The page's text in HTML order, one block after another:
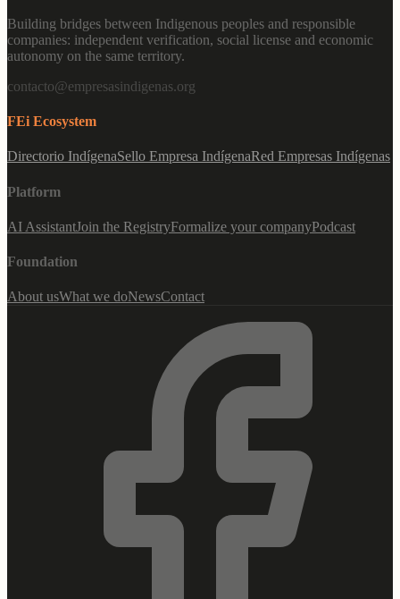
Building bridges between Indigenous peoples and responsible
companies: independent verification, social license and economic
autonomy on the same territory.
contacto@empresasindigenas.org
FEi Ecosystem
Directorio IndígenaSello Empresa IndígenaRed Empresas Indígenas
Platform
AI AssistantJoin the RegistryFormalize your companyPodcast
Foundation
About usWhat we doNewsContact